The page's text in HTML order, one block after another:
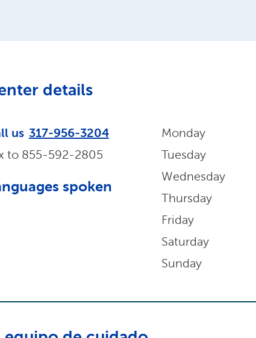
details
us 317-956-3204
to 855-592-2805
spoken
Monday
Tuesday
Wednesday
Thursday
Friday
Saturday
Sunday